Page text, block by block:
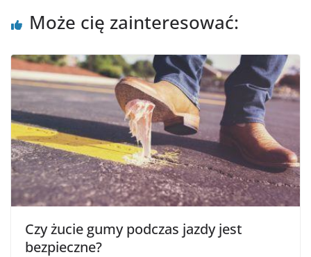
Może cię zainteresować:
Czy żucie gumy podczas jazdy jest
bezpieczne?